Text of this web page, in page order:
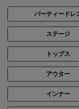
パーティードレ
ステージ
トップス
アウター
インナー